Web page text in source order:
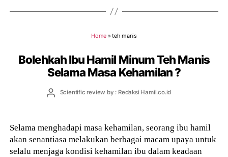
Home »teh manis
Bolehkah Ibu Hamil Minum Teh Manis
Selama Masa Kehamilan ?
PostScientific review by : Redaksi Hamil.co.id
Selama menghadapi masa kehamilan, seorang ibu hamil
akan senantiasa melakukan berbagai macam upaya untuk
selalu menjaga kondisi kehamilan ibu dalam keadaan